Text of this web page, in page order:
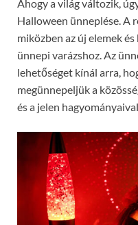
Ahogy a világ változik,
Halloween ünneplése. A
miközben az új elemek
ünnepi varázshoz. Az
lehetőséget kínál arra,
megünnepeljük a
és a jelen